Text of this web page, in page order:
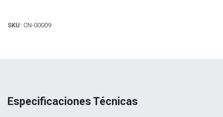
SKU: CN-00009
Especificaciones Técnicas